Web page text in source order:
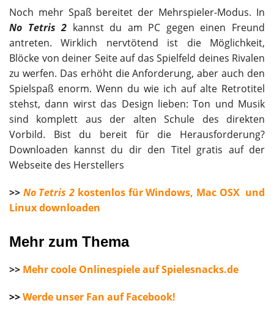
Noch mehr Spaß bereitet der Mehrspieler-Modus. In
No Tetris 2 kannst du am PC gegen einen Freund
antreten. Wirklich nervtötend ist die Möglichkeit,
Blöcke von deiner Seite auf das Spielfeld deines Rivalen
zu werfen. Das erhöht die Anforderung, aber auch den
Spielspaß enorm. Wenn du wie ich auf alte Retrotitel
stehst, dann wirst das Design lieben: Ton und Musik
sind komplett aus der alten Schule des direkten
Vorbild. Bist du bereit für die Herausforderung?
Downloaden kannst du dir den Titel gratis auf der
Webseite des Herstellers
>> No Tetris 2 kostenlos für Windows, Mac OSX und
Linux downloaden
Mehr zum Thema
>> Mehr coole Onlinespiele auf Spielesnacks.de
>>Werde unser Fan auf Facebook!